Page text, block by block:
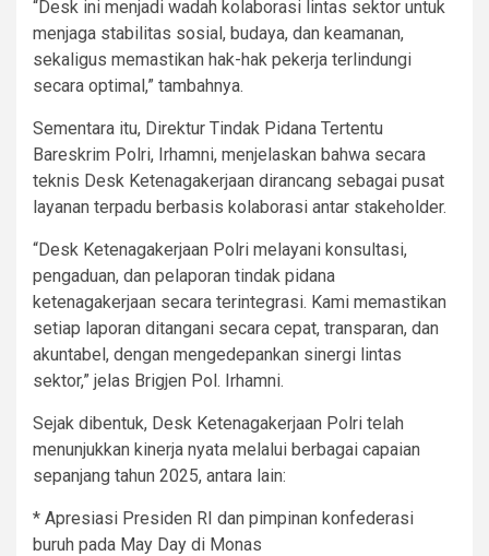
“Desk ini menjadi wadah kolaborasi lintas sektor untuk
menjaga stabilitas sosial, budaya, dan keamanan,
sekaligus memastikan hak-hak pekerja terlindungi
secara optimal,” tambahnya.
Sementara itu, Direktur Tindak Pidana Tertentu
Bareskrim Polri, Irhamni, menjelaskan bahwa secara
teknis Desk Ketenagakerjaan dirancang sebagai pusat
layanan terpadu berbasis kolaborasi antar stakeholder.
“Desk Ketenagakerjaan Polri melayani konsultasi,
pengaduan, dan pelaporan tindak pidana
ketenagakerjaan secara terintegrasi. Kami memastikan
setiap laporan ditangani secara cepat, transparan, dan
akuntabel, dengan mengedepankan sinergi lintas
sektor,” jelas Brigjen Pol. Irhamni.
Sejak dibentuk, Desk Ketenagakerjaan Polri telah
menunjukkan kinerja nyata melalui berbagai capaian
sepanjang tahun 2025, antara lain:
* Apresiasi Presiden RI dan pimpinan konfederasi
buruh pada May Day di Monas